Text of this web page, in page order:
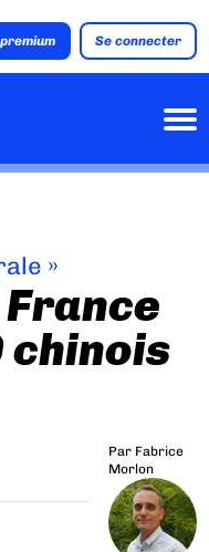
Se connecter
»
France
chinois
Par Fabrice
Morlon